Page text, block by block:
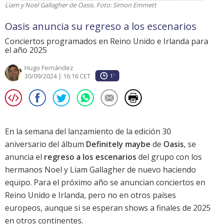
Liam y Noel Gallagher de Oasis. Foto: Simon Emmett
Oasis anuncia su regreso a los escenarios
Conciertos programados en Reino Unido e Irlanda para
el año 2025
Hugo Fernández
30/09/2024 | 16:16 CET
1'
En la semana del lanzamiento de la edición 30
aniversario del álbum Definitely maybe de Oasis, se
anuncia el regreso a los escenarios del grupo con los
hermanos Noel y Liam Gallagher de nuevo haciendo
equipo. Para el próximo año se anuncian conciertos en
Reino Unido e Irlanda, pero no en otros países
europeos, aunque si se esperan shows a finales de 2025
en otros continentes.